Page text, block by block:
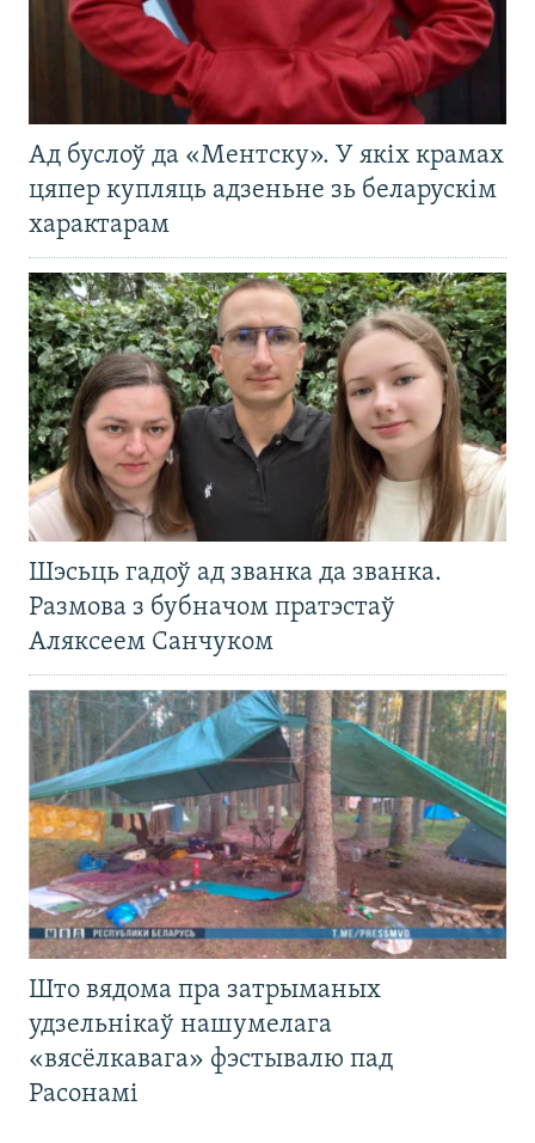
Ад буслоў да «Ментску». У якіх крамах
цяпер купляць адзеньне зь беларускім
характарам
Шэсьць гадоў ад званка да званка.
Размова з бубначом пратэстаў
Аляксеем Санчуком
Што вядома пра затрыманых
удзельнікаў нашумелага
«вясёлкавага» фэстывалю пад
Расонамі